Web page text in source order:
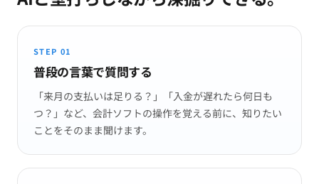
STEP 01
普段の言葉で質問する
「来月の支払いは足りる？」「入金が遅れたら何日も
つ？」など、会計ソフトの操作を覚える前に、知りたい
ことをそのまま聞けます。